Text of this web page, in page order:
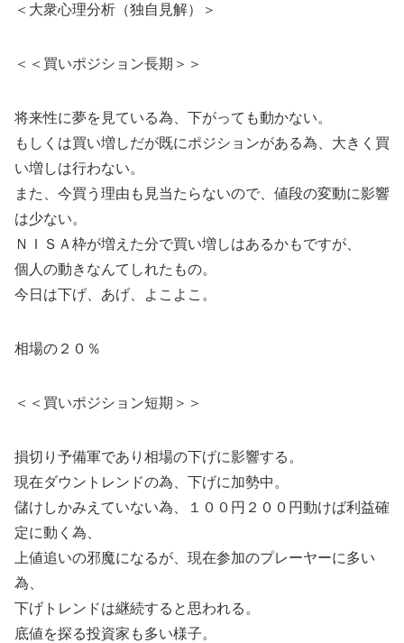
＜大衆心理分析（独自見解）＞
＜＜買いポジション長期＞＞
将来性に夢を見ている為、下がっても動かない。
もしくは買い増しだが既にポジションがある為、大きく買
い増しは行わない。
また、今買う理由も見当たらないので、値段の変動に影響
は少ない。
ＮＩＳＡ枠が増えた分で買い増しはあるかもですが、
個人の動きなんてしれたもの。
今日は下げ、あげ、よこよこ。
相場の２０％
＜＜買いポジション短期＞＞
損切り予備軍であり相場の下げに影響する。
現在ダウントレンドの為、下げに加勢中。
儲けしかみえていない為、１００円２００円動けば利益確
定に動く為、
上値追いの邪魔になるが、現在参加のプレーヤーに多い
為、
下げトレンドは継続すると思われる。
底値を探る投資家も多い様子。